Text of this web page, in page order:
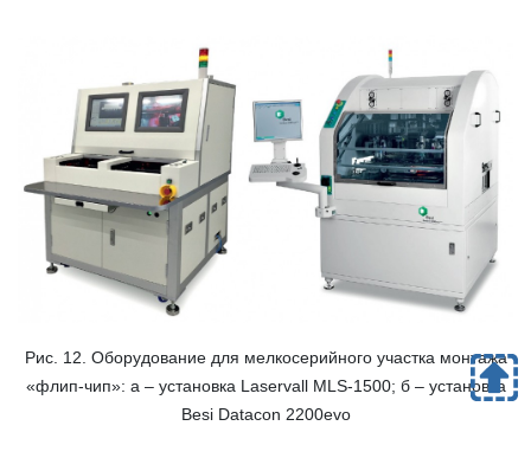
Рис. 12. Оборудование для мелкосерийного участка монтажа
«флип-чип»: а – установка Laservall MLS-1500; б – установка
Besi Datacon 2200evo